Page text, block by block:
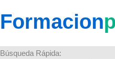
Formacion
Búsqueda Rápida: